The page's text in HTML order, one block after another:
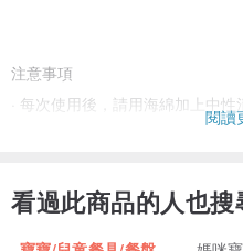
注意事項
· 每次使用後，請用海綿加上中
· 使用後，請迅速清洗沾有食物的
閱讀
看過此商品的人也搜